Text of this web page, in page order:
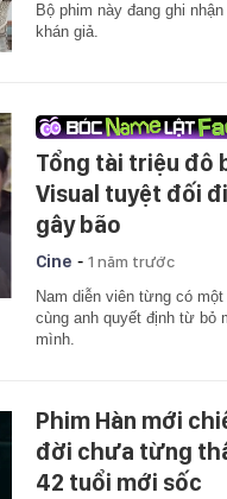
Bộ phim này đang ghi
khán giả.
Tổng tài triệu đô
Visual tuyệt đối
gây bão
Cine - 1 năm trước
Nam diễn viên từng có
cùng anh quyết định từ bỏ
mình.
Phim Hàn mới
đời chưa từng
42 tuổi mới sốc